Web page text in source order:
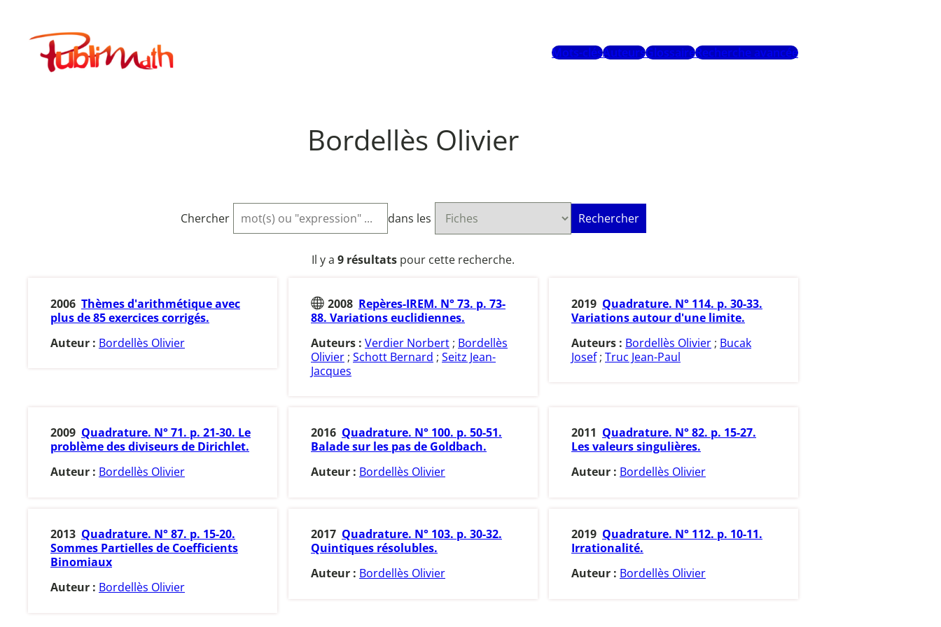
contenuPublimath
Mots-clésAuteursGlossaireRecherche avancée
Bordellès Olivier
Chercher dans les Rechercher
Il y a 9 résultats pour cette recherche.
2006 Thèmes d'arithmétique avec
plus de 85 exercices corrigés.
Auteur : Bordellès Olivier
2008 Repères-IREM. N° 73. p. 73-
88. Variations euclidiennes.
Auteurs : Verdier Norbert ; Bordellès
Olivier ; Schott Bernard ; Seitz Jean-
Jacques
2019 Quadrature. N° 114. p. 30-33.
Variations autour d'une limite.
Auteurs : Bordellès Olivier ; Bucak
Josef; Truc Jean-Paul
2009 Quadrature. N° 71. p. 21-30. Le
problème des diviseurs de Dirichlet.
Auteur : Bordellès Olivier
2016 Quadrature. N° 100. p. 50-51.
Balade sur les pas de Goldbach.
Auteur : Bordellès Olivier
2011 Quadrature. N° 82. p. 15-27.
Les valeurs singulières.
Auteur : Bordellès Olivier
2013 Quadrature. N° 87. p. 15-20.
Sommes Partielles de Coefficients
Binomiaux
Auteur : Bordellès Olivier
2017 Quadrature. N° 103. p. 30-32.
Quintiques résolubles.
Auteur : Bordellès Olivier
2019 Quadrature. N° 112. p. 10-11.
Irrationalité.
Auteur : Bordellès Olivier